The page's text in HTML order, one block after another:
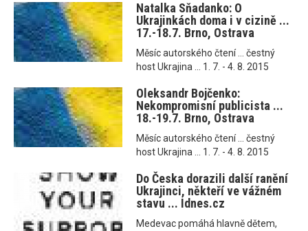
Natalka Sňadanko: O
Ukrajinkách doma i v cizině ...
17.-18.7. Brno, Ostrava
Měsíc autorského čtení ... čestný
host Ukrajina ... 1. 7. - 4. 8. 2015
Oleksandr Bojčenko:
Nekompromisní publicista ...
18.-19.7. Brno, Ostrava
Měsíc autorského čtení ... čestný
host Ukrajina ... 1. 7. - 4. 8. 2015
Do Česka dorazili další ranění
Ukrajinci, někteří ve vážném
stavu ... Idnes.cz
Medevac pomáhá hlavně dětem,